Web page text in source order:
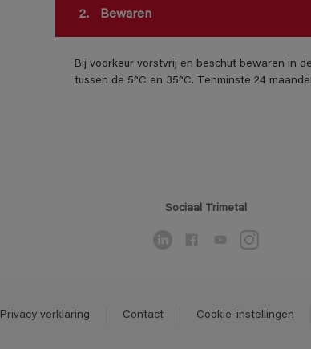
2. Bewaren
Bij voorkeur vorstvrij en beschut bewaren in
tussen de 5°C en 35°C. Tenminste 24
Sociaal Trimetal
Privacy verklaring Contact Cookie-instellingen